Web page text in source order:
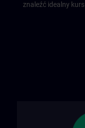
znaleźć idealny kurs